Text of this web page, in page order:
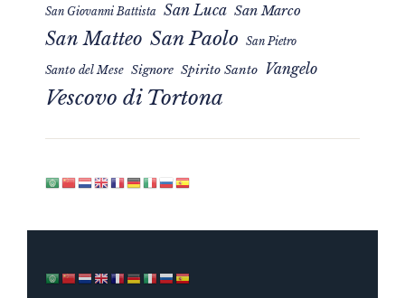
San Giovanni Battista San Luca San Marco
San Matteo San Paolo San Pietro
Santo del Mese Signore Spirito Santo Vangelo
Vescovo di Tortona